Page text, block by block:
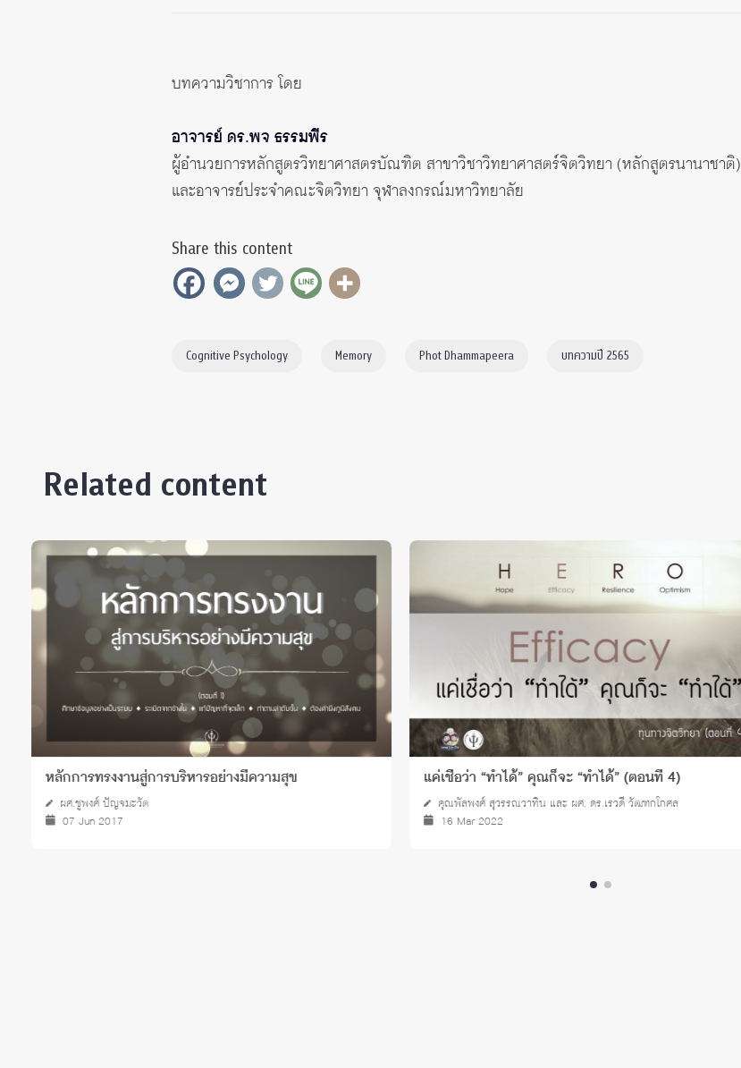
บทความวิชาการ โดย
อาจารย์ ดร.พจ ธรรมพีร
ผู้อำนวยการหลักสูตรวิทยาศาสตรบัณฑิต สาขาวิชาวิทยาศาสตร์จิตวิทยา (หลักสูตรนานาชาติ)
และอาจารย์ประจำคณะจิตวิทยา จุฬาลงกรณ์มหาวิทยาลัย
Share this content
Cognitive Psychology Memory Phot Dhammapeera บทความปี 2565
Related content
หลักการทรงงานสู่การบริหารอย่างมีความสุข
ผศ.ชูพงศ์ ปัญจมะวัต
07 Jun 2017
แค่เชื่อว่า “ทำได้” คุณก็จะ “ทำได้” (ตอนที่ 4)
คุณพัลพงศ์ สุวรรณวาทิน และ ผศ. ดร.เรวดี วัฒฑกโกศล
16 Mar 2022